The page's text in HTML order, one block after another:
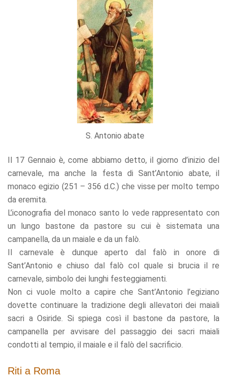
S. Antonio abate
Il 17 Gennaio è, come abbiamo detto, il giorno d’inizio del
carnevale, ma anche la festa di Sant’Antonio abate, il
monaco egizio (251 – 356 d.C.) che visse per molto tempo
da eremita.
L’iconografia del monaco santo lo vede rappresentato con
un lungo bastone da pastore su cui è sistemata una
campanella, da un maiale e da un falò.
Il carnevale è dunque aperto dal falò in onore di
Sant’Antonio e chiuso dal falò col quale si brucia il re
carnevale, simbolo dei lunghi festeggiamenti.
Non ci vuole molto a capire che Sant’Antonio l’egiziano
dovette continuare la tradizione degli allevatori dei maiali
sacri a Osiride. Si spiega così il bastone da pastore, la
campanella per avvisare del passaggio dei sacri maiali
condotti al tempio, il maiale e il falò del sacrificio.
Riti a Roma